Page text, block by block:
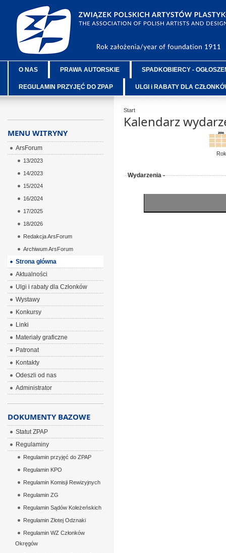
O NAS PRAWA AUTORSKIE SPADKOBIERCY -
REGULAMIN PRZYJĘĆ DO ZPAP ULGI i RABATY DLA
Start
Kalendarz
Rok
Wydarzenia -
MENU WITRYNY
ArsForum
13/2023
14/2023
15/2024
16/2024
17/2025
18/2026
Redakcja ArsForum
Archiwum ArsForum
Strona główna
Aktualności
Ulgi i rabaty dla Członków
Wystawy
Konkursy
Linki
Materiały graficzne
Patronat
Kontakty
Odeszli od nas
Administrator
DOKUMENTY BAZOWE
Statut ZPAP
Regulaminy
Regulamin przyjęć do ZPAP
Regulamin KPO
Regulamin Komisji Rewizyjnych
Regulamin ZG
Regulamin Sądów Koleżeńskich
Regulamin Złotej Odznaki
Regulamin WZ Członków
Okręgów